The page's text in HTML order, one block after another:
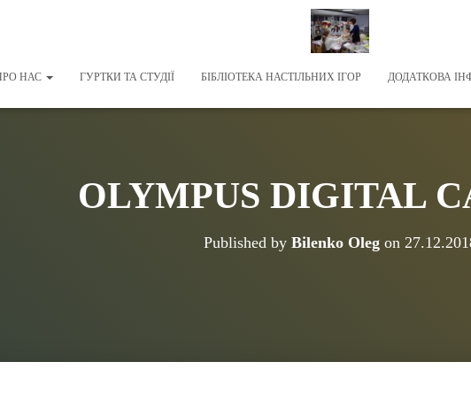
НАС ГУРТКИ ТА СТУДІЇ БІБЛІОТЕКА НАСТІЛЬНИХ ІГОР ДОДАТКОВА
OLYMPUS DIGITAL
Published by Bilenko Olegon